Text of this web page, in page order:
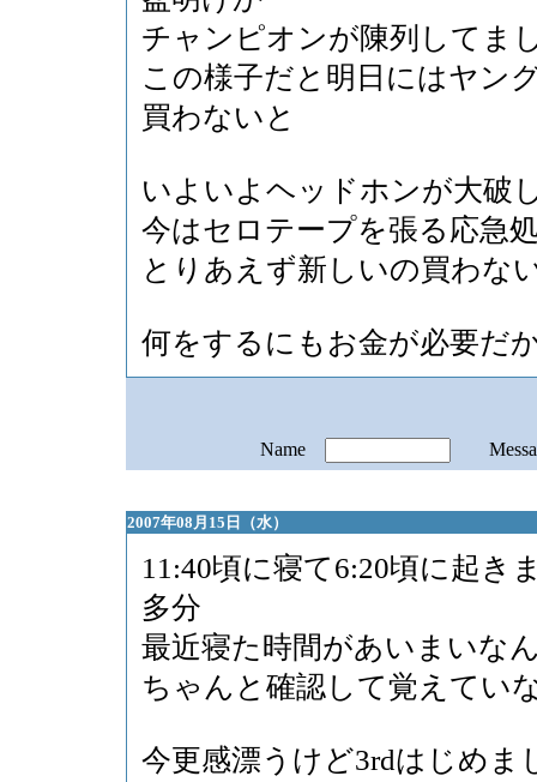
チャンピオンが陳列してま
この様子だと明日にはヤン
買わないと
いよいよヘッドホンが大破
今はセロテープを張る応急
とりあえず新しいの買わな
何をするにもお金が必要だ
Name
2007年08月15日（水）
11:40頃に寝て6:20頃に起き
多分
最近寝た時間があいまいな
ちゃんと確認して覚えてい
今更感漂うけど3rdはじめま